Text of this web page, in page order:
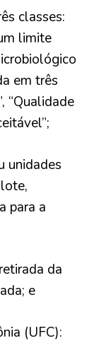
classes:
limite
em três
“Qualidade
unidades
para a
da
e
(UFC):